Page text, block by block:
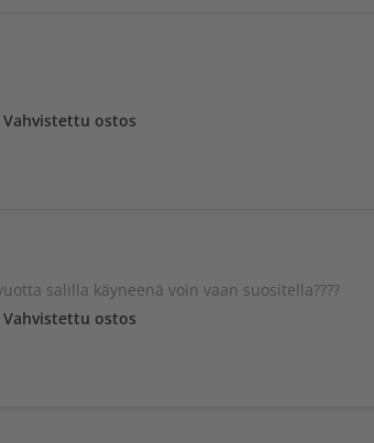
Vahvistettu ostos
salilla käyneenä voin vaan suositella????
Vahvistettu ostos